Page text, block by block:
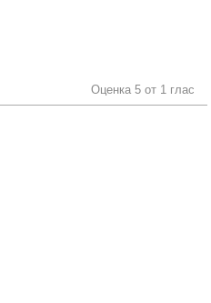
Оценка 5 от 1 глас